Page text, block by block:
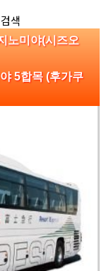
색
노미야(시즈오
5합목 (후가쿠